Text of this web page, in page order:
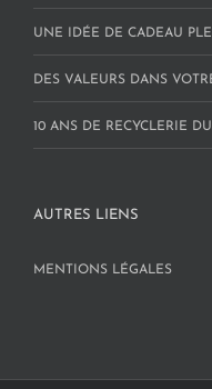
UNE IDÉE DE CADEAU
DES VALEURS DANS
10 ANS DE RECYCLERIE
AUTRES LIENS
MENTIONS LÉGALES